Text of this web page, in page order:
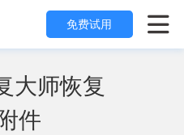

免费试用
大师恢复
件